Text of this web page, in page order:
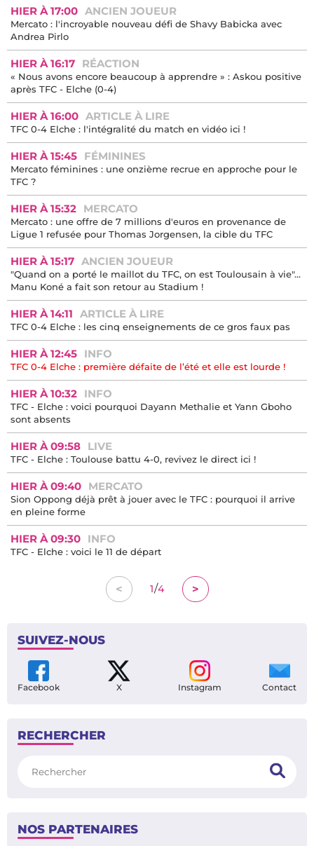
HIER À 17:00 ANCIEN JOUEUR
Mercato : l'incroyable nouveau défi de Shavy Babicka avec
Andrea Pirlo
HIER À 16:17 RÉACTION
« Nous avons encore beaucoup à apprendre » : Askou positive
après TFC - Elche (0-4)
HIER À 16:00 ARTICLE À LIRE
TFC 0-4 Elche : l'intégralité du match en vidéo ici !
HIER À 15:45 FÉMININES
Mercato féminines : une onzième recrue en approche pour le
TFC ?
HIER À 15:32 MERCATO
Mercato : une offre de 7 millions d'euros en provenance de
Ligue 1 refusée pour Thomas Jorgensen, la cible du TFC
HIER À 15:17 ANCIEN JOUEUR
"Quand on a porté le maillot du TFC, on est Toulousain à vie"...
Manu Koné a fait son retour au Stadium !
HIER À 14:11 ARTICLE À LIRE
TFC 0-4 Elche : les cinq enseignements de ce gros faux pas
HIER À 12:45 INFO
TFC 0-4 Elche : première défaite de l’été et elle est lourde !
HIER À 10:32 INFO
TFC - Elche : voici pourquoi Dayann Methalie et Yann Gboho
sont absents
HIER À 09:58 LIVE
TFC - Elche : Toulouse battu 4-0, revivez le direct ici !
HIER À 09:40 MERCATO
Sion Oppong déjà prêt à jouer avec le TFC : pourquoi il arrive
en pleine forme
HIER À 09:30 INFO
TFC - Elche : voici le 11 de départ
< 1/4 >
SUIVEZ-NOUS
Facebook X Instagram Contact
RECHERCHER
NOS PARTENAIRES